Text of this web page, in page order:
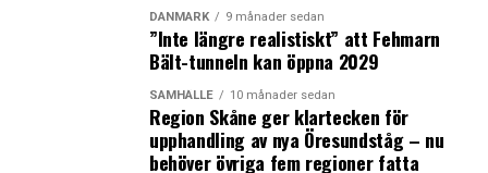
Enligt DSB ligger frågan på myndigheterna
Banedanmarks och Trafikverkets bord och handlar
framför allt om att id-kontrollerna begränsat
kapaciteten på Kastrup.
– När Banedanmark ger oss utrymme att köra fler tåg är
DANMARK 9 månader sedan
”Inte längre realistiskt” att Fehmarn
Bält-tunneln kan öppna 2029
SAMHÄLLE 10 månader sedan
Region Skåne ger klartecken för
upphandling av nya Öresundståg – nu
behöver övriga fem regioner fatta